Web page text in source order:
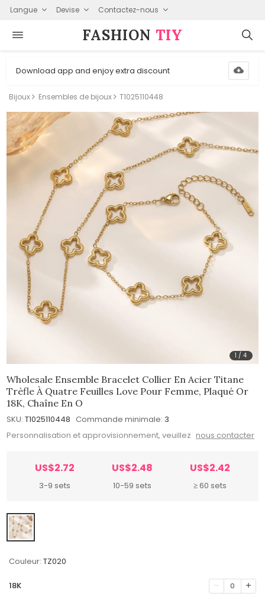
Langue Devise Contactez-nous
FASHION⁠ TIY
Download app and enjoy extra discount
Bijoux Ensembles de bijoux T1025110448
1 /4
Wholesale Ensemble Bracelet Collier En Acier Titane
Trèfle À Quatre Feuilles Love Pour Femme, Plaqué Or
18K, Chaîne En O
SKU: T1025110448 Commande minimale: 3
Personnalisation et approvisionnement, veuillez nous contacter
US$2.72
3-9 sets
US$2.48
10-59 sets
US$2.42
≥ 60 sets
Couleur: TZ020
18K 0